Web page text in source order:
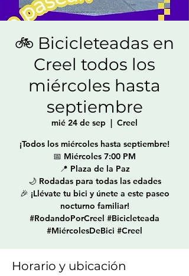
🚲 Bicicleteadas en
Creel todos los
miércoles hasta
septiembre
mié 24 de sep
  |
Creel
¡Todos los miércoles hasta septiembre!
📅 Miércoles 7:00 PM
📍 Plaza de la Paz
🌙 Rodadas para todas las edades
🎉 ¡Llévate tu bici y únete a este paseo
nocturno familiar!
#RodandoPorCreel #Bicicleteada
#MiércolesDeBici #Creel
Horario y ubicación